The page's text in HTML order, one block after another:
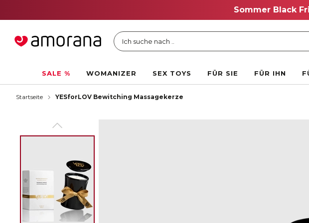
Sommer Black
Ich suche nach ..
SALE % WOMANIZER SEX TOYS FÜR SIE FÜR IHN
Startseite YESforLOV Bewitching Massagekerze